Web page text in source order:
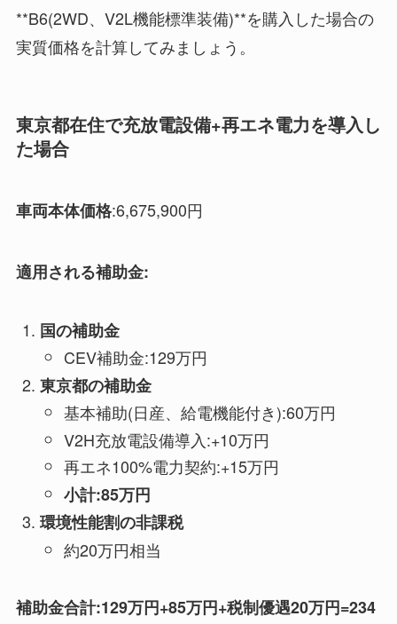
**B6(2WD、V2L機能標準装備)**を購入した場合の
実質価格を計算してみましょう。
東京都在住で充放電設備+再エネ電力を導入し
た場合
車両本体価格:6,675,900円
適用される補助金:
国の補助金
CEV補助金:129万円
東京都の補助金
基本補助(日産、給電機能付き):60万円
V2H充放電設備導入:+10万円
再エネ100%電力契約:+15万円
小計:85万円
環境性能割の非課税
約20万円相当
補助金合計:129万円+85万円+税制優遇20万円=234